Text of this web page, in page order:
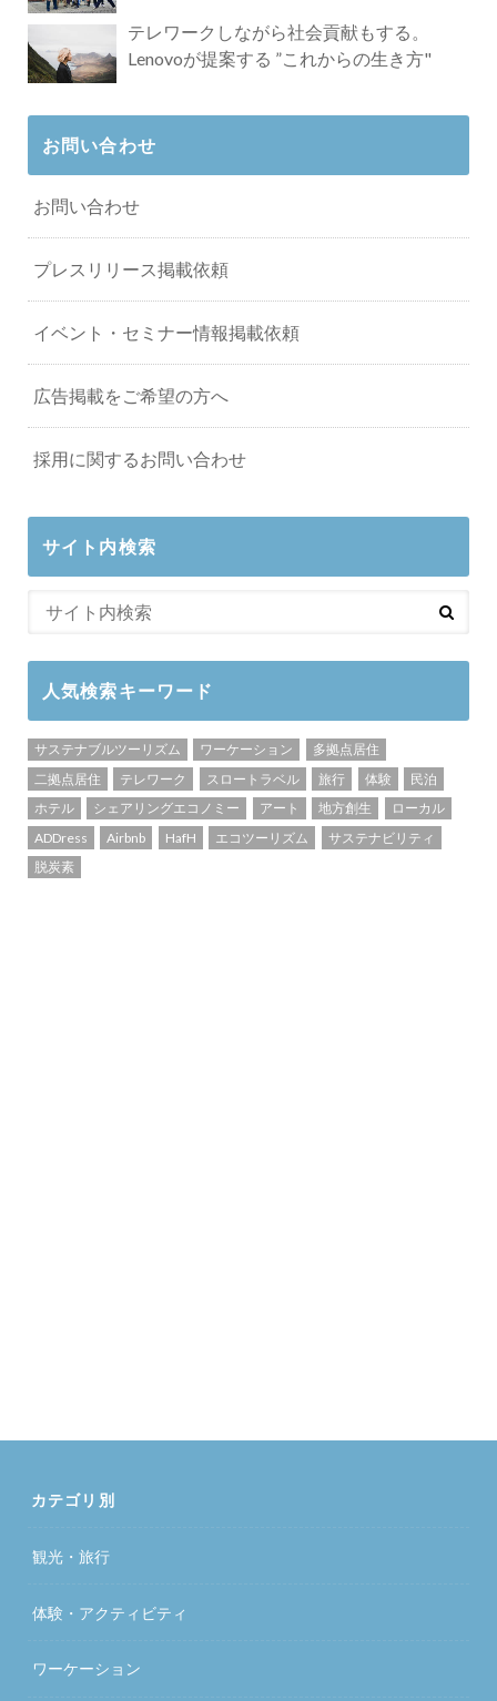
テレワークしながら社会貢献もする。
Lenovoが提案する ”これからの生き方"
お問い合わせ
お問い合わせ
プレスリリース掲載依頼
イベント・セミナー情報掲載依頼
広告掲載をご希望の方へ
採用に関するお問い合わせ
サイト内検索
人気検索キーワード
サステナブルツーリズム ワーケーション
多拠点居住
二拠点居住
テレワーク スロートラベル 旅行 体験
民泊
ホテル
シェアリングエコノミー アート 地方創生
ローカル
ADDress
Airbnb HafH エコツーリズム
サステナビリティ
脱炭素
カテゴリ別
観光・旅行
体験・アクティビティ
ワーケーション